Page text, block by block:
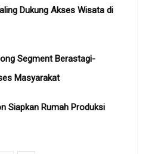
Dukung Akses Wisata di
Segment Berastagi-
Masyarakat
Siapkan Rumah Produksi